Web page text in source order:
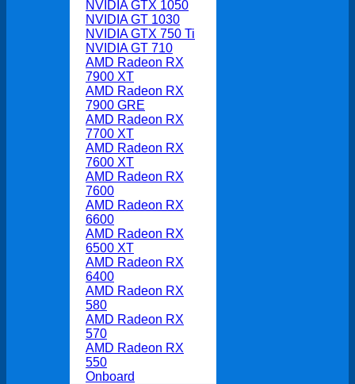
NVIDIA GTX 1050
NVIDIA GT 1030
NVIDIA GTX 750 Ti
NVIDIA GT 710
AMD Radeon RX
7900 XT
AMD Radeon RX
7900 GRE
AMD Radeon RX
7700 XT
AMD Radeon RX
7600 XT
AMD Radeon RX
7600
AMD Radeon RX
6600
AMD Radeon RX
6500 XT
AMD Radeon RX
6400
AMD Radeon RX
580
AMD Radeon RX
570
AMD Radeon RX
550
Onboard